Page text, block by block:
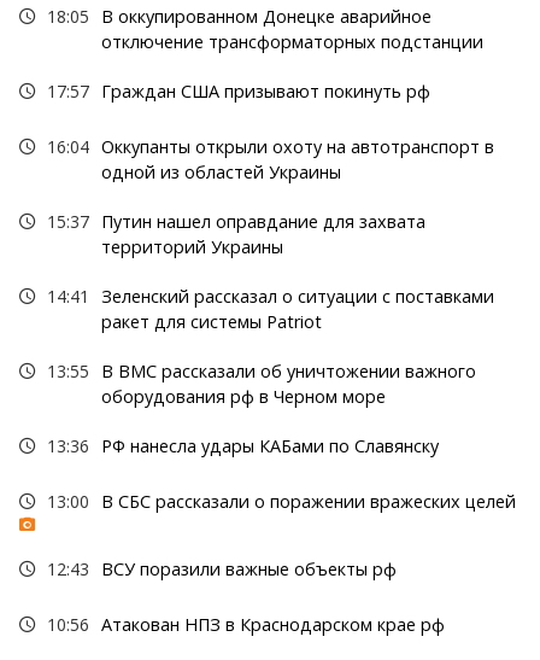
18:05
В оккупированном Донецке аварийное
отключение трансформаторных подстанции
17:57 Граждан США призывают покинуть рф
16:04 Оккупанты открыли охоту на автотранспорт в
одной из областей Украины
15:37 Путин нашел оправдание для захвата
территорий Украины
14:41
Зеленский рассказал о ситуации с поставками
ракет для системы Patriot
13:55
В ВМС рассказали об уничтожении важного
оборудования рф в Черном море
13:36 РФ нанесла удары КАБами по Славянску
13:00 В СБС рассказали о поражении вражеских целей
12:43 ВСУ поразили важные объекты рф
10:56 Атакован НПЗ в Краснодарском крае рф